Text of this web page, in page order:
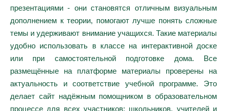
презентациями - они становятся отличным визуальным
дополнением к теории, помогают лучше понять сложные
темы и удерживают внимание учащихся. Такие материалы
удобно использовать в классе на интерактивной доске
или при самостоятельной подготовке дома. Все
размещённые на платформе материалы проверены на
актуальность и соответствие учебной программе. Это
делает сайт надёжным помощником в образовательном
процессе для всех участников: школьников, учителей и